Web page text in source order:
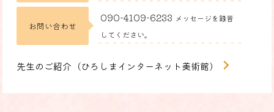
お問い合わせ
090-4109-6233 メッセージを録音
してください。
先生のご紹介（ひろしまインターネット美術館）